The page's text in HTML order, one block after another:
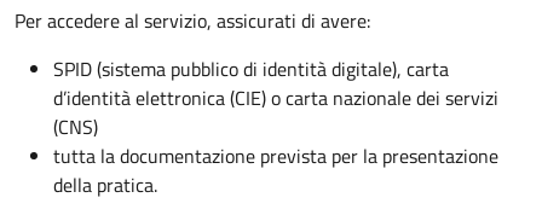
Per accedere al servizio, assicurati di avere:
SPID (sistema pubblico di identità digitale), carta
d’identità elettronica (CIE) o carta nazionale dei servizi
(CNS)
tutta la documentazione prevista per la presentazione
della pratica.